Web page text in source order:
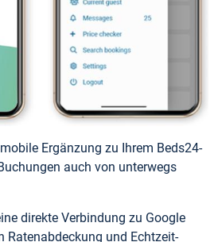
Ergänzung zu Ihrem Beds24-
auch von unterwegs
direkte Verbindung zu Google
Ratenabdeckung und Echtzeit-